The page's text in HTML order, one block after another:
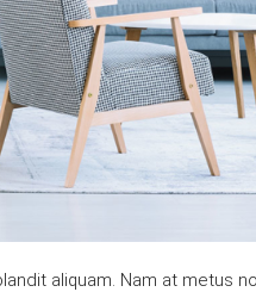
aliquam. Nam at metus